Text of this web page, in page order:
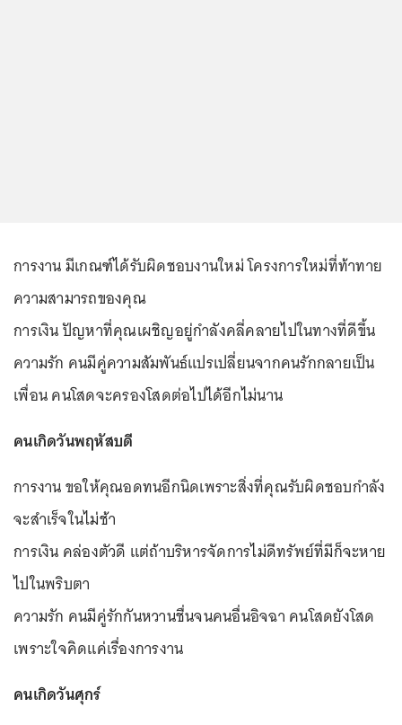
การงาน มีเกณฑ์ได้รับผิดชอบงานใหม่ โครงการใหม่ที่ท้าทาย
ความสามารถของคุณ
การเงิน ปัญหาที่คุณเผชิญอยู่กำลังคลี่คลายไปในทางที่ดีขึ้น
ความรัก คนมีคู่ความสัมพันธ์แปรเปลี่ยนจากคนรักกลายเป็น
เพื่อน คนโสดจะครองโสดต่อไปได้อีกไม่นาน
คนเกิดวันพฤหัสบดี
การงาน ขอให้คุณอดทนอีกนิดเพราะสิ่งที่คุณรับผิดชอบกำลัง
จะสำเร็จในไม่ช้า
การเงิน คล่องตัวดี แต่ถ้าบริหารจัดการไม่ดีทรัพย์ที่มีก็จะหาย
ไปในพริบตา
ความรัก คนมีคู่รักกันหวานชื่นจนคนอื่นอิจฉา คนโสดยังโสด
เพราะใจคิดแค่เรื่องการงาน
คนเกิดวันศุกร์